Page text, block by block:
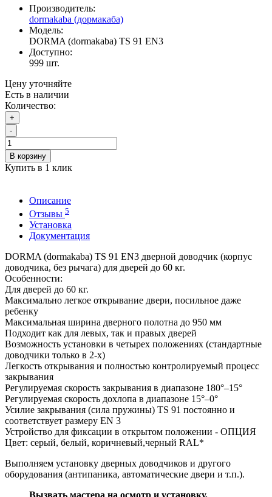
Производитель:
dormakaba (дормакаба)
Модель:
DORMA (dormakaba) TS 91 EN3
Доступно:
999 шт.
Цену уточняйте
Есть в наличии
Количество:
+
-
В корзину
Купить в 1 клик
Описание
Отзывы 5
Установка
Документация
DORMA (dormakaba) TS 91 EN3 дверной доводчик (корпус
доводчика, без рычага) для дверей до 60 кг.
Особенности:
Для дверей до 60 кг.
Максимально легкое открывание двери, посильное даже
ребенку
Максимальная ширина дверного полотна до 950 мм
Подходит как для левых, так и правых дверей
Возможность установки в четырех положениях (стандартные
доводчики только в 2-х)
Легкость открывания и полностью контролируемый процесс
закрывания
Регулируемая скорость закрывания в диапазоне 180°–15°
Регулируемая скорость дохлопа в диапазоне 15°–0°
Усилие закрывания (сила пружины) TS 91 постоянно и
соответствует размеру EN 3
Устройство для фиксации в открытом положении - ОПЦИЯ
Цвет: серый, белый, коричневый,черный RAL*
Выполняем установку дверных доводчиков и другого
оборудования (антипаника, автоматические двери и т.п.).